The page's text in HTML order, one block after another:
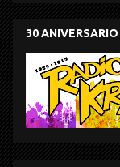
30 ANIVERSARIO